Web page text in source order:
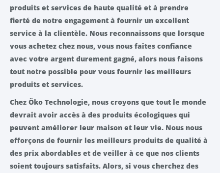
produits et services de haute qualité et à prendre
fierté de notre engagement à fournir un excellent
service à la clientèle. Nous reconnaissons que lorsque
vous achetez chez nous, vous nous faites confiance
avec votre argent durement gagné, alors nous faisons
tout notre possible pour vous fournir les meilleurs
produits et services.
Chez Öko Technologie, nous croyons que tout le monde
devrait avoir accès à des produits écologiques qui
peuvent améliorer leur maison et leur vie. Nous nous
efforçons de fournir les meilleurs produits de qualité à
des prix abordables et de veiller à ce que nos clients
soient toujours satisfaits. Alors, si vous cherchez des